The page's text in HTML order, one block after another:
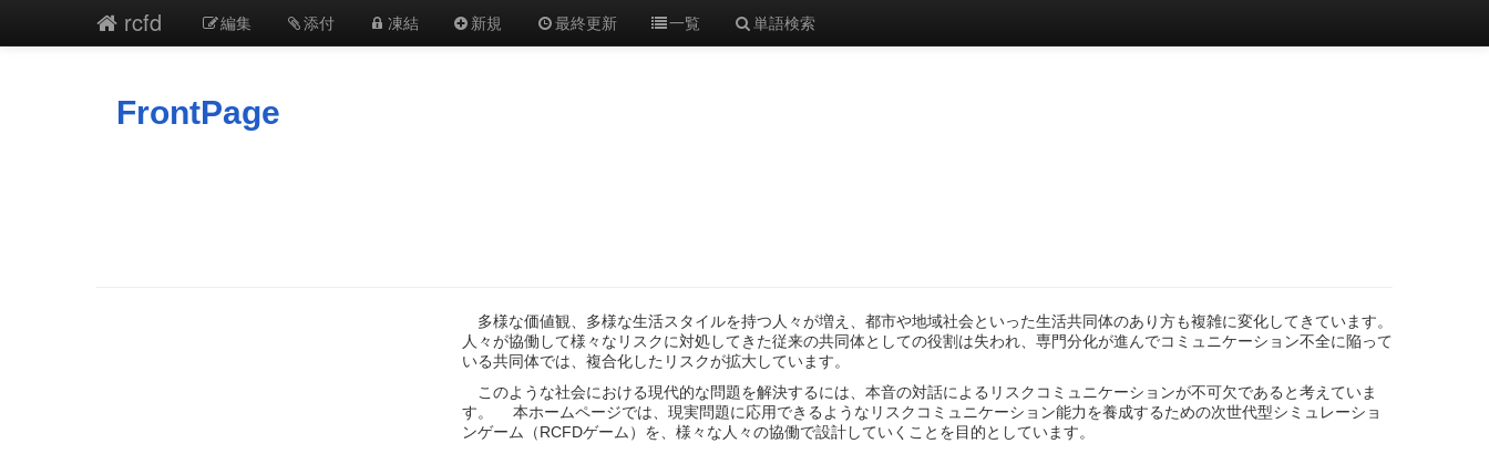
rcfd 編集 添付 凍結 新規 最終更新 一覧 単語検索
FrontPage
多様な価値観、多様な生活スタイルを持つ人々が増え、都市や地域社会といった生活共同体のあり方も複雑に変化してきています。
人々が協働して様々なリスクに対処してきた従来の共同体としての役割は失われ、専門分化が進んでコミュニケーション不全に陥って
いる共同体では、複合化したリスクが拡大しています。
このような社会における現代的な問題を解決するには、本音の対話によるリスクコミュニケーションが不可欠であると考えていま
す。 本ホームページでは、現実問題に応用できるようなリスクコミュニケーション能力を養成するための次世代型シミュレーショ
ンゲーム（RCFDゲーム）を、様々な人々の協働で設計していくことを目的としています。